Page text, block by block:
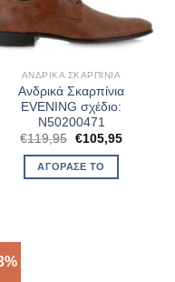
ΑΝΔΡΙΚΆ ΣΚΑΡΠΊΝΙΑ
Ανδρικά Σκαρπίνια
EVENING σχέδιο:
N50200471
€119,95 Original
was:
€119,95.
€105,95Η
ΑΓΌΡΑΣΈ ΤΟ